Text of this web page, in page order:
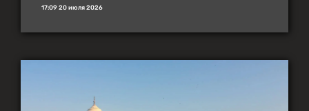
17:09 20 июля 2026